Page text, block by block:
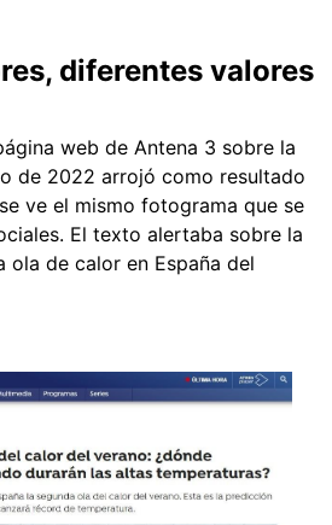
diferentes valores
web de Antena 3 sobre la
de 2022 arrojó como resultado
ve el mismo fotograma que se
El texto alertaba sobre la
ola de calor en España del